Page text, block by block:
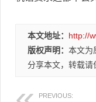
本文地址： http://
版权声明： 本文为
分享本文，转载请
PREVIOUS: